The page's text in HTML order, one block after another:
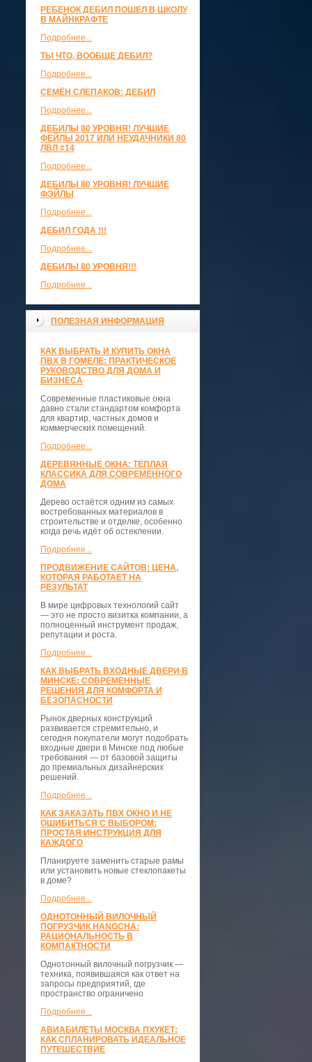
РЕБЕНОК ДЕБИЛ ПОШЕЛ В ШКОЛУ
В МАЙНКРАФТЕ
Подробнее...
ТЫ ЧТО, ВООБЩЕ ДЕБИЛ?
Подробнее...
СЕМЁН СЛЕПАКОВ: ДЕБИЛ
Подробнее...
ДЕБИЛЫ 80 УРОВНЯ! ЛУЧШИЕ
ФЕЙЛЫ 2017 ИЛИ НЕУДАЧНИКИ 80
ЛВЛ #14
Подробнее...
ДЕБИЛЫ 80 УРОВНЯ! ЛУЧШИЕ
ФЭЙЛЫ
Подробнее...
ДЕБИЛ ГОДА !!!
Подробнее...
ДЕБИЛЫ 80 УРОВНЯ!!!
Подробнее...
ПОЛЕЗНАЯ ИНФОРМАЦИЯ
КАК ВЫБРАТЬ И КУПИТЬ ОКНА
ПВХ В ГОМЕЛЕ: ПРАКТИЧЕСКОЕ
РУКОВОДСТВО ДЛЯ ДОМА И
БИЗНЕСА
Современные пластиковые окна
давно стали стандартом комфорта
для квартир, частных домов и
коммерческих помещений.
Подробнее...
ДЕРЕВЯННЫЕ ОКНА: ТЁПЛАЯ
КЛАССИКА ДЛЯ СОВРЕМЕННОГО
ДОМА
Дерево остаётся одним из самых
востребованных материалов в
строительстве и отделке, особенно
когда речь идёт об остеклении.
Подробнее...
ПРОДВИЖЕНИЕ САЙТОВ: ЦЕНА,
КОТОРАЯ РАБОТАЕТ НА
РЕЗУЛЬТАТ
В мире цифровых технологий сайт
— это не просто визитка компании, а
полноценный инструмент продаж,
репутации и роста.
Подробнее...
КАК ВЫБРАТЬ ВХОДНЫЕ ДВЕРИ В
МИНСКЕ: СОВРЕМЕННЫЕ
РЕШЕНИЯ ДЛЯ КОМФОРТА И
БЕЗОПАСНОСТИ
Рынок дверных конструкций
развивается стремительно, и
сегодня покупатели могут подобрать
входные двери в Минске под любые
требования — от базовой защиты
до премиальных дизайнерских
решений.
Подробнее...
КАК ЗАКАЗАТЬ ПВХ ОКНО И НЕ
ОШИБИТЬСЯ С ВЫБОРОМ:
ПРОСТАЯ ИНСТРУКЦИЯ ДЛЯ
КАЖДОГО
Планируете заменить старые рамы
или установить новые стеклопакеты
в доме?
Подробнее...
ОДНОТОННЫЙ ВИЛОЧНЫЙ
ПОГРУЗЧИК HANGCHA:
РАЦИОНАЛЬНОСТЬ В
КОМПАКТНОСТИ
​Однотонный вилочный погрузчик —
техника, появившаяся как ответ на
запросы предприятий, где
пространство ограничено
Подробнее...
АВИАБИЛЕТЫ МОСКВА ПХУКЕТ:
КАК СПЛАНИРОВАТЬ ИДЕАЛЬНОЕ
ПУТЕШЕСТВИЕ